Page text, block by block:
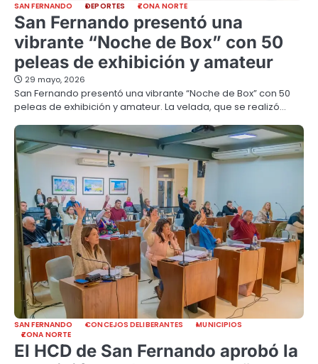
SAN FERNANDO DEPORTES ZONA NORTE
San Fernando presentó una
vibrante “Noche de Box” con 50
peleas de exhibición y amateur
29 mayo, 2026
San Fernando presentó una vibrante “Noche de Box” con 50
peleas de exhibición y amateur. La velada, que se realizó…
SAN FERNANDO CONCEJOS DELIBERANTES
MUNICIPIOS
ZONA NORTE
El HCD de San Fernando aprobó la